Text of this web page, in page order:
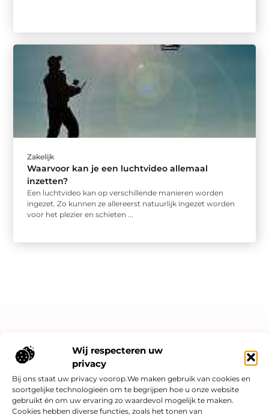
Wij respecteren uw
privacy
Bij ons staat uw privacy voorop.We maken gebruik van cookies en
soortgelijke technologieën om te begrijpen hoe u onze website
gebruikt én om uw ervaring zo waardevol mogelijk te maken.
Cookies hebben diverse functies, zoals het tonen van
Zakelijk
Waarvoor kan je een luchtvideo allemaal
inzetten?
Een luchtvideo kan op verschillende manieren worden
ingezet. Zo kunnen ze allereerst natuurlijk ingezet worden
voor het plezier en schieten ...
Onze informatie